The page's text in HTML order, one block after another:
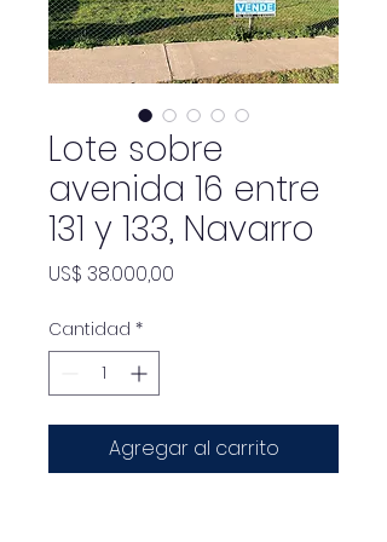
Lote sobre
avenida 16 entre
131 y 133, Navarro
US$ 38.000,00
Cantidad *
Agregar al carrito